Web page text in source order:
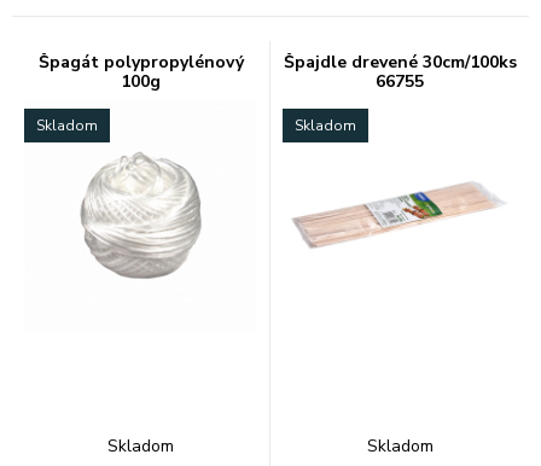
Špagát polypropylénový
100g
Skladom
Skladom
Špajdle drevené 30cm/100ks
66755
Skladom
Skladom